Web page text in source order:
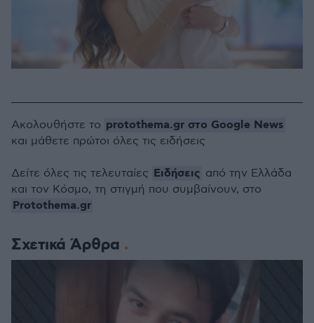
Σχετικά Άρθρα
Ακολουθήστε το protothema.gr στο Google News
και μάθετε πρώτοι όλες τις ειδήσεις
Δείτε όλες τις τελευταίες Ειδήσεις από την Ελλάδα
και τον Κόσμο, τη στιγμή που συμβαίνουν, στο
Protothema.gr